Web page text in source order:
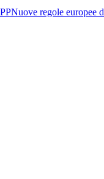
Nuove regole europee